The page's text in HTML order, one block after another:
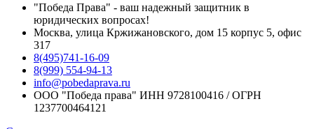
"Победа Права" - ваш надежный защитник в
юридических вопросах!
Москва, улица Кржижановского, дом 15 корпус 5, офис
317
8(495)741-16-09
8(999) 554-94-13
info@pobedaprava.ru
ООО "Победа права" ИНН 9728100416 / ОГРН
1237700464121